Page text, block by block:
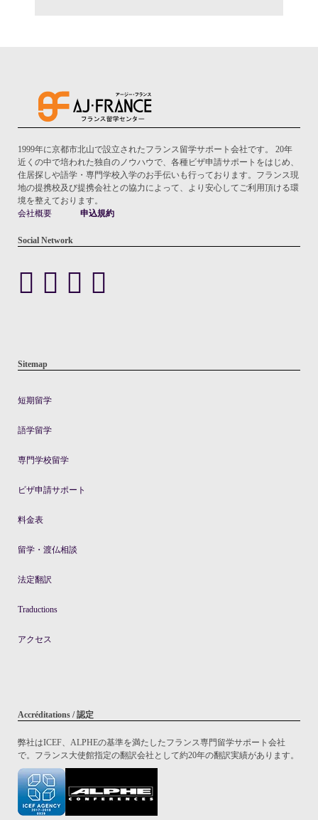
1999年に京都市北山で設立されたフランス留学サポート会社です。 20年
近くの中で培われた独自のノウハウで、各種ビザ申請サポートをはじめ、
住居探しや語学・専門学校入学のお手伝いも行っております。フランス現
地の提携校及び提携会社との協力によって、より安心してご利用頂ける環
境を整えております。
会社概要
申込規約
Social Network
Sitemap
短期留学
語学留学
専門学校留学
ビザ申請サポート
料金表
留学・渡仏相談
法定翻訳
Traductions
アクセス
Accréditations / 認定
弊社はICEF、ALPHEの基準を満たしたフランス専門留学サポート会社
で。フランス大使館指定の翻訳会社として約20年の翻訳実績があります。